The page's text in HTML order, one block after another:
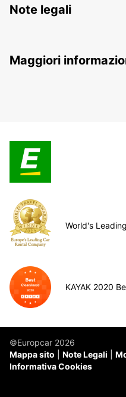
Note legali
Maggiori
World's
KAYAK 2020
©Europcar 2026
Mappa sito
Note Legali
Informativa Cookies